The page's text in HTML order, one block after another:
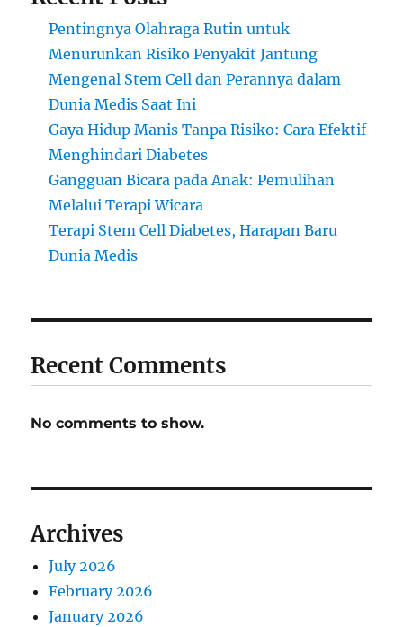
Pentingnya Olahraga Rutin untuk
Menurunkan Risiko Penyakit Jantung
Mengenal Stem Cell dan Perannya dalam
Dunia Medis Saat Ini
Gaya Hidup Manis Tanpa Risiko: Cara Efektif
Menghindari Diabetes
Gangguan Bicara pada Anak: Pemulihan
Melalui Terapi Wicara
Terapi Stem Cell Diabetes, Harapan Baru
Dunia Medis
Recent Comments
No comments to show.
Archives
July 2026
February 2026
January 2026